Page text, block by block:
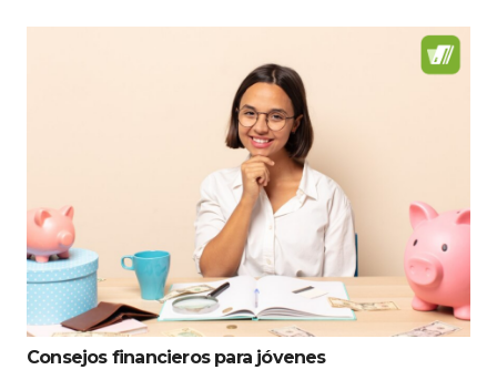
Consejos financieros para jóvenes